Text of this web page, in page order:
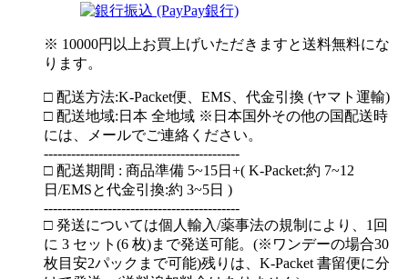
※ 10000円以上お買上げいただきますと送料無料にな
ります。
□ 配送方法:K-Packet便、EMS、代金引換 (ヤマト運輸)
□ 配送地域:日本 全地域 ※日本国外その他の国配送時
には、メールでご連絡ください。
-------------------------------------------
□ 配送期間 : 商品準備 5~15日+( K-Packet:約 7~12
日/EMSと代金引換:約 3~5日 )
-------------------------------------------
□ 発送については個人輸入/薬事法の規制により、1回
に 3 セット(6 枚)まで発送可能。(※ワンデーの場合30
枚目安2パックまで可能)残りは、K-Packet 書留便に分